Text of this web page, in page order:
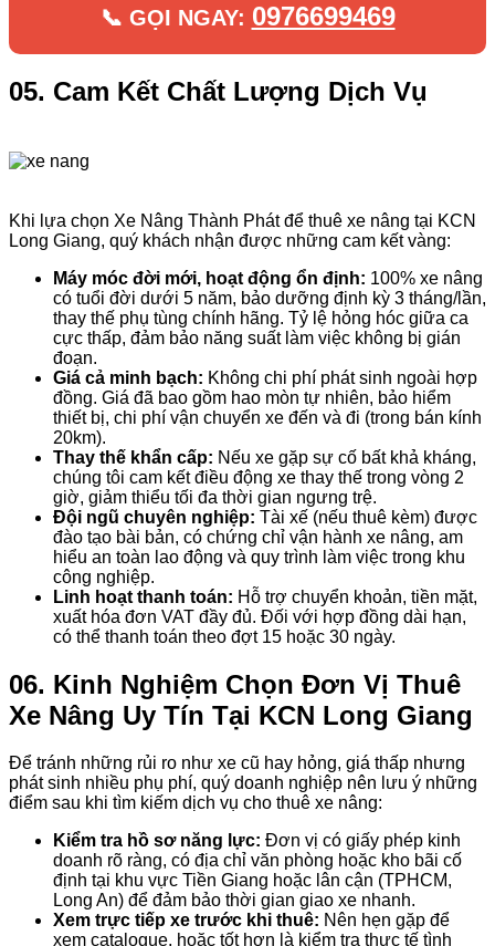
📞 GỌI NGAY: 0976699469
05. Cam Kết Chất Lượng Dịch Vụ
Khi lựa chọn Xe Nâng Thành Phát để thuê xe nâng tại KCN
Long Giang, quý khách nhận được những cam kết vàng:
Máy móc đời mới, hoạt động ổn định: 100% xe nâng
có tuổi đời dưới 5 năm, bảo dưỡng định kỳ 3 tháng/lần,
thay thế phụ tùng chính hãng. Tỷ lệ hỏng hóc giữa ca
cực thấp, đảm bảo năng suất làm việc không bị gián
đoạn.
Giá cả minh bạch: Không chi phí phát sinh ngoài hợp
đồng. Giá đã bao gồm hao mòn tự nhiên, bảo hiểm
thiết bị, chi phí vận chuyển xe đến và đi (trong bán kính
20km).
Thay thế khẩn cấp: Nếu xe gặp sự cố bất khả kháng,
chúng tôi cam kết điều động xe thay thế trong vòng 2
giờ, giảm thiểu tối đa thời gian ngưng trệ.
Đội ngũ chuyên nghiệp: Tài xế (nếu thuê kèm) được
đào tạo bài bản, có chứng chỉ vận hành xe nâng, am
hiểu an toàn lao động và quy trình làm việc trong khu
công nghiệp.
Linh hoạt thanh toán: Hỗ trợ chuyển khoản, tiền mặt,
xuất hóa đơn VAT đầy đủ. Đối với hợp đồng dài hạn,
có thể thanh toán theo đợt 15 hoặc 30 ngày.
06. Kinh Nghiệm Chọn Đơn Vị Thuê
Xe Nâng Uy Tín Tại KCN Long Giang
Để tránh những rủi ro như xe cũ hay hỏng, giá thấp nhưng
phát sinh nhiều phụ phí, quý doanh nghiệp nên lưu ý những
điểm sau khi tìm kiếm dịch vụ cho thuê xe nâng:
Kiểm tra hồ sơ năng lực: Đơn vị có giấy phép kinh
doanh rõ ràng, có địa chỉ văn phòng hoặc kho bãi cố
định tại khu vực Tiền Giang hoặc lân cận (TPHCM,
Long An) để đảm bảo thời gian giao xe nhanh.
Xem trực tiếp xe trước khi thuê: Nên hẹn gặp để
xem catalogue, hoặc tốt hơn là kiểm tra thực tế tình